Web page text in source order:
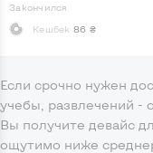
Закончился
Кешбек 86 ₴
Если срочно нужен
учебы, развлечений -
Вы получите девайс
ощутимо ниже